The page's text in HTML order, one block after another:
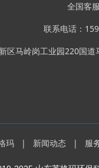
全国客
联系电话：
区马岭岗工业园220国道
玛 | 新闻动态 | 服